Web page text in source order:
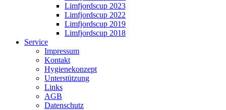
Limfjordscup 2023
Limfjordscup 2022
Limfjordscup 2019
Limfjordscup 2018
Service
Impressum
Kontakt
Hygienekonzept
Unterstützung
Links
AGB
Datenschutz